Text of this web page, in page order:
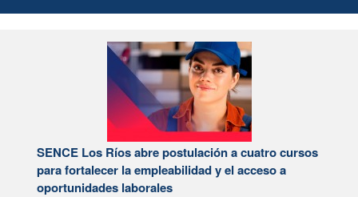
SENCE Los Ríos abre postulación a cuatro cursos
para fortalecer la empleabilidad y el acceso a
oportunidades laborales